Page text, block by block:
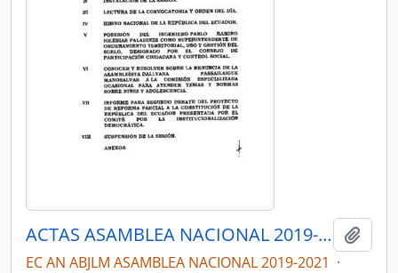
ACTAS ASAMBLEA NACIONAL 2019-2021
EC AN ABJLM ASAMBLEA NACIONAL 2019-2021 ·